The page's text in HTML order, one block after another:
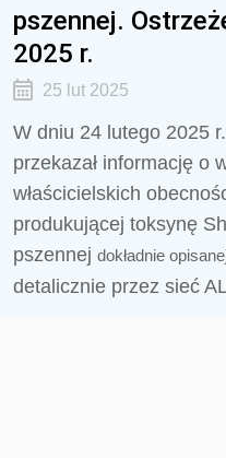
pszennej.
2025 r.
25 lut 2025
W dniu 24 lutego 2025
przekazał informację o
właścicielskich
produkującej toksynę
pszennej dokładnie
detalicznie przez sieć